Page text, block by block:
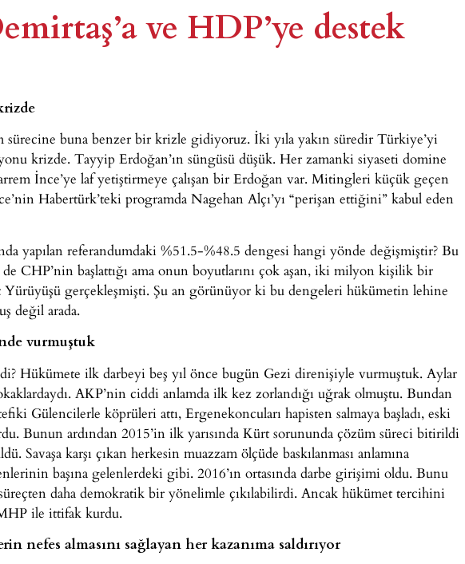
ve HDP’ye destek
sürecine buna benzer bir krizle gidiyoruz. İki yıla yakın süredir Türkiye’yi
krizde. Tayyip Erdoğan’ın süngüsü düşük. Her zamanki siyaseti domine
İnce’ye laf yetiştirmeye çalışan bir Erdoğan var. Mitingleri küçük geçen
Habertürk’teki programda Nagehan Alçı’yı “perişan ettiğini” kabul eden
yapılan referandumdaki %51.5-%48.5 dengesi hangi yönde değişmiştir? Bu
CHP’nin başlattığı ama onun boyutlarını çok aşan, iki milyon kişilik bir
gerçekleşmişti. Şu an görünüyor ki bu dengeleri hükümetin lehine
değil arada.
vurmuştuk
Hükümete ilk darbeyi beş yıl önce bugün Gezi direnişiyle vurmuştuk. Aylar
AKP’nin ciddi anlamda ilk kez zorlandığı uğrak olmuştu. Bundan
Gülencilerle köprüleri attı, Ergenekoncuları hapisten salmaya başladı, eski
Bunun ardından 2015’in ilk yarısında Kürt sorununda çözüm süreci bitirildi
Savaşa karşı çıkan herkesin muazzam ölçüde baskılanması anlamına
başına gelenlerdeki gibi. 2016’ın ortasında darbe girişimi oldu. Bunu
daha demokratik bir yönelimle çıkılabilirdi. Ancak hükümet tercihini
ile ittifak kurdu.
nefes almasını sağlayan her kazanıma saldırıyor